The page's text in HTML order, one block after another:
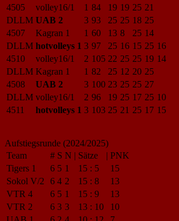
4505
volley16/1 1 84 19 19 25 21
DLLM UAB 2 3 93 25 25 18 25
4507
Kagran 1 1 60 13 8 25 14
DLLM hotvolleys 1 3 97 25 16 15 25 16
4510
volley16/1 2 105 22 25 25 19 14
DLLM Kagran 1 1 82 25 12 20 25
4508
UAB 2 3 100 23 25 25 27
DLLM volley16/1 2 96 19 25 17 25 10
4511
hotvolleys 1 3 103 25 21 25 17 15
Aufstiegsrunde (2024/2025)
Team
# S N | Sätze | PNK
Tigers 1
6 5 1 15 : 5
15
Sokol V/2
6 4 2 15 : 8
13
VTR 4
6 5 1 15 : 9
13
VTR 2
6 3 3 13 : 10
10